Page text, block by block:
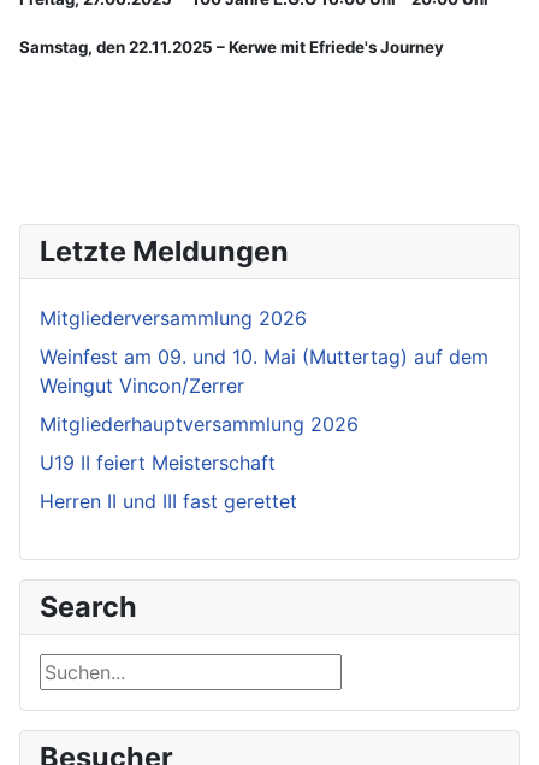
Letzte Meldungen
Mitgliederversammlung 2026
Weinfest am 09. und 10. Mai (Muttertag) auf dem
Weingut Vincon/Zerrer
Mitgliederhauptversammlung 2026
U19 II feiert Meisterschaft
Herren II und III fast gerettet
Search
Suchen...
Besucher
Samstag, den 22.11.2025 – Kerwe mit Efriede's Journey